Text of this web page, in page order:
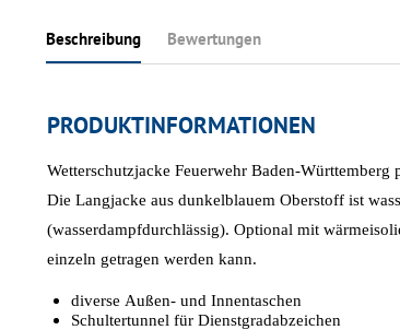
Beschreibung Bewertungen
PRODUKTINFORMATIONEN
Wetterschutzjacke Feuerwehr Baden-Württemberg
Die Langjacke aus dunkelblauem Oberstoff ist
(wasserdampfdurchlässig). Optional mit
einzeln getragen werden kann.
diverse Außen- und Innentaschen
Schultertunnel für Dienstgradabzeichen